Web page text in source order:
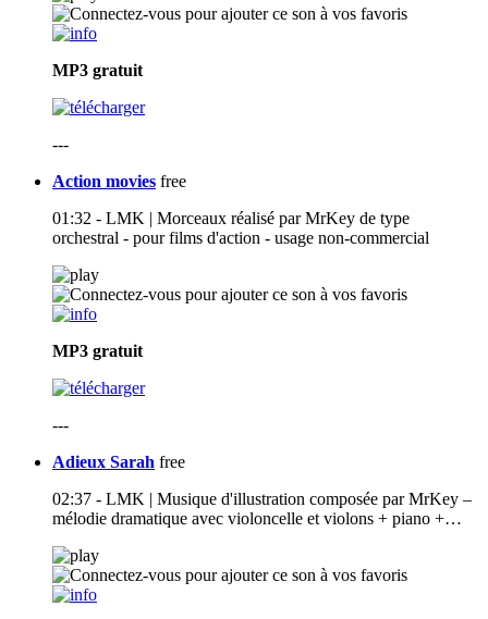
MP3 gratuit
---
Action movies free
01:32 - LMK | Morceaux réalisé par MrKey de type
orchestral - pour films d'action - usage non-commercial
MP3 gratuit
---
Adieux Sarah free
02:37 - LMK | Musique d'illustration composée par MrKey –
mélodie dramatique avec violoncelle et violons + piano +…